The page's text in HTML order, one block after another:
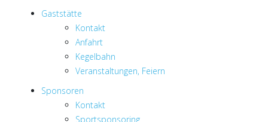
Gaststätte
Kontakt
Anfahrt
Kegelbahn
Veranstaltungen, Feiern
Sponsoren
Kontakt
Sportsponsoring